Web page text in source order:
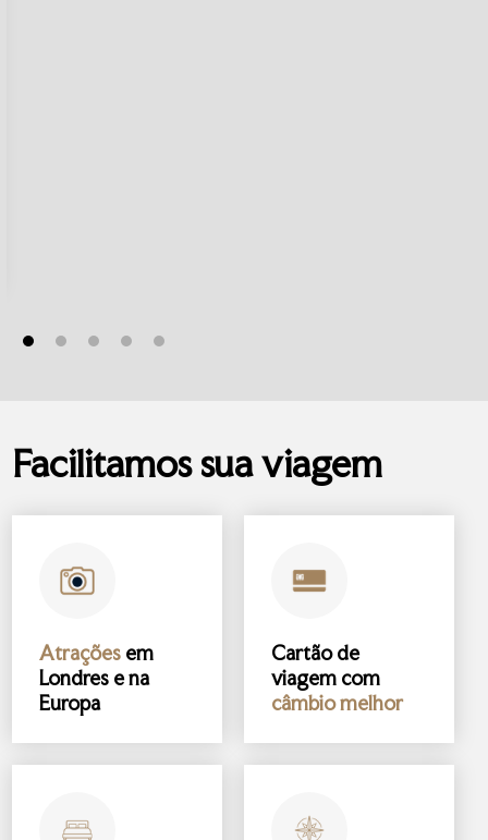
Facilitamos sua viagem
Atrações em
Londres e na
Europa
Cartão de
viagem com
câmbio melhor